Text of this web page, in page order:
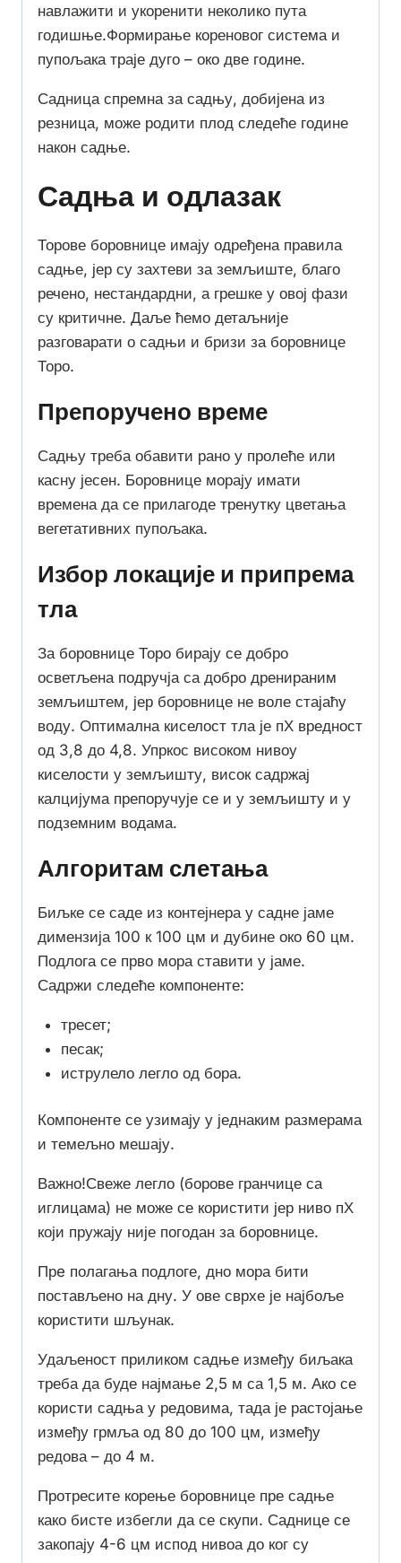
навлажити и укоренити неколико пута
годишње.Формирање кореновог система и
пупољака траје дуго – око две године.
Садница спремна за садњу, добијена из
резница, може родити плод следеће године
након садње.
Садња и одлазак
Торове боровнице имају одређена правила
садње, јер су захтеви за земљиште, благо
речено, нестандардни, а грешке у овој фази
су критичне. Даље ћемо детаљније
разговарати о садњи и бризи за боровнице
Торо.
Препоручено време
Садњу треба обавити рано у пролеће или
касну јесен. Боровнице морају имати
времена да се прилагоде тренутку цветања
вегетативних пупољака.
Избор локације и припрема
тла
За боровнице Торо бирају се добро
осветљена подручја са добро дренираним
земљиштем, јер боровнице не воле стајаћу
воду. Оптимална киселост тла је пХ вредност
од 3,8 до 4,8. Упркос високом нивоу
киселости у земљишту, висок садржај
калцијума препоручује се и у земљишту и у
подземним водама.
Алгоритам слетања
Биљке се саде из контејнера у садне јаме
димензија 100 к 100 цм и дубине око 60 цм.
Подлога се прво мора ставити у јаме.
Садржи следеће компоненте:
тресет;
песак;
иструлело легло од бора.
Компоненте се узимају у једнаким размерама
и темељно мешају.
Важно!Свеже легло (борове гранчице са
иглицама) не може се користити јер ниво пХ
који пружају није погодан за боровнице.
Прe полагања подлоге, дно мора бити
постављено на дну. У ове сврхе је најбоље
користити шљунак.
Удаљеност приликом садње између биљака
треба да буде најмање 2,5 м са 1,5 м. Ако се
користи садња у редовима, тада је растојање
између грмља од 80 до 100 цм, између
редова – до 4 м.
Протресите корење боровнице пре садње
како бисте избегли да се скупи. Саднице се
закопају 4-6 цм испод нивоа до ког су